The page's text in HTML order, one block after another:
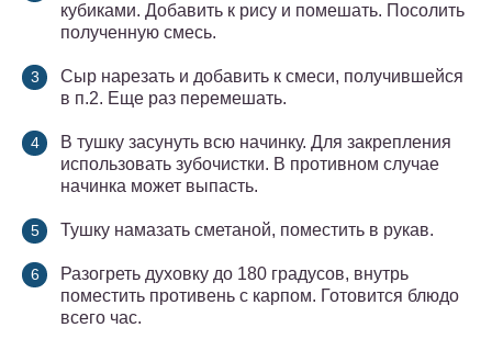
кубиками. Добавить к рису и помешать. Посолить
полученную смесь.
Сыр нарезать и добавить к смеси, получившейся
в п.2. Еще раз перемешать.
В тушку засунуть всю начинку. Для закрепления
использовать зубочистки. В противном случае
начинка может выпасть.
Тушку намазать сметаной, поместить в рукав.
Разогреть духовку до 180 градусов, внутрь
поместить противень с карпом. Готовится блюдо
всего час.